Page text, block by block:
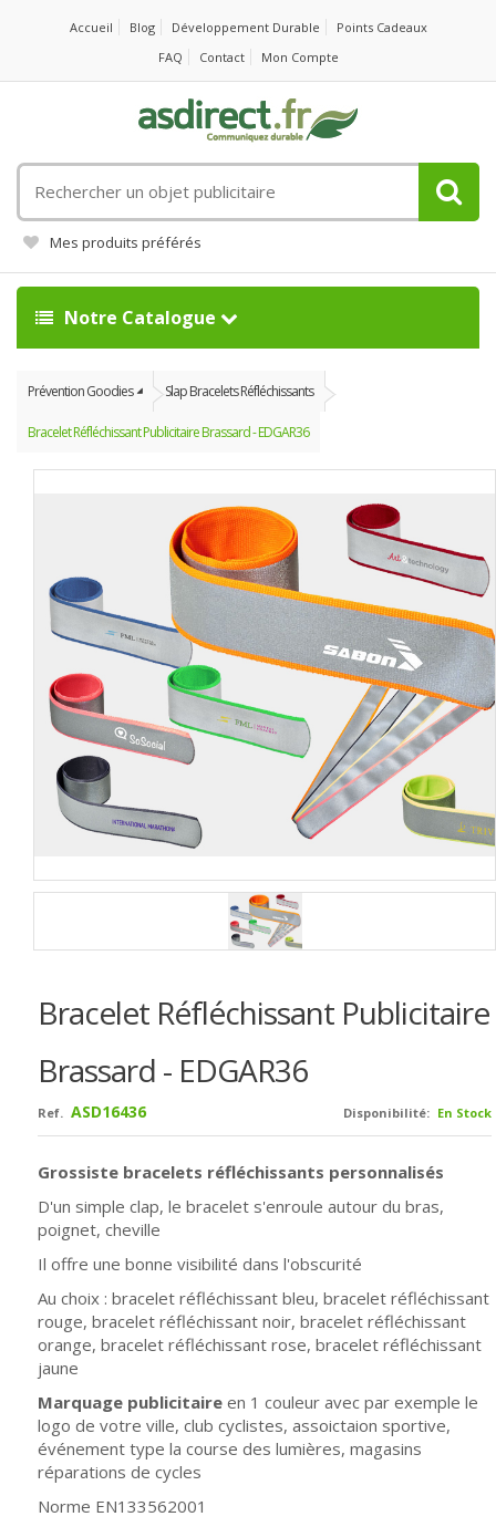
Accueil Blog Développement Durable
Points Cadeaux
FAQ
Contact Mon Compte
un
objet
publicitaire
Mes produits préférés
Notre Catalogue
Prévention Goodies Slap Bracelets Réfléchissants
Bracelet Réfléchissant Publicitaire Brassard - EDGAR36
Bracelet Réfléchissant Publicitaire
Brassard - EDGAR36
Disponibilité: En Stock
Ref. ASD16436
Grossiste bracelets réfléchissants personnalisés
D'un simple clap, le bracelet s'enroule autour du bras,
poignet, cheville
Il offre une bonne visibilité dans l'obscurité
Au choix : bracelet réfléchissant bleu, bracelet réfléchissant
rouge, bracelet réfléchissant noir, bracelet réfléchissant
orange, bracelet réfléchissant rose, bracelet réfléchissant
jaune
Marquage publicitaire en 1 couleur avec par exemple le
logo de votre ville, club cyclistes, assoictaion sportive,
événement type la course des lumières, magasins
réparations de cycles
Norme EN133562001